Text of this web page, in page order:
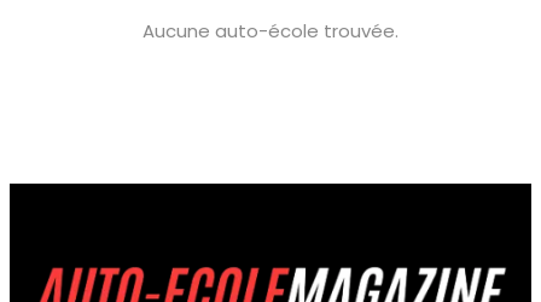
Aucune auto-école trouvée.